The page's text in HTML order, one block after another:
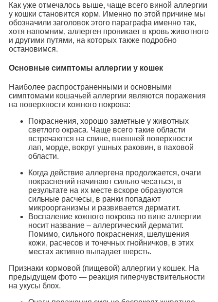
Как уже отмечалось выше, чаще всего виной аллергии
у кошки становится корм. Именно по этой причине мы
обозначили заголовок этого параграфа именно так,
хотя напомним, аллерген проникает в кровь животного
и другими путями, на которых также подробно
остановимся.
Основные симптомы аллергии у кошек
Наиболее распространенными и основными
симптомами кошачьей аллергии являются поражения
на поверхности кожного покрова:
Покраснения, хорошо заметные у животных
светлого окраса. Чаще всего такие области
встречаются на спине, внешней поверхности
лап, морде, вокруг ушных раковин, в паховой
области.
Когда действие аллергена продолжается, очаги
покраснений начинают сильно чесаться, в
результате на их месте вскоре образуются
сильные расчесы, в ранки попадают
микроорганизмы и развивается дерматит.
Воспаление кожного покрова по вине аллергии
носит название – аллергический дерматит.
Помимо, сильного покраснения, шелушения
кожи, расчесов и точечных гнойничков, в этих
местах активно выпадает шерсть.
Признаки кормовой (пищевой) аллергии у кошек. На
предыдущем фото — реакция гиперчувствительности
на укусы блох.